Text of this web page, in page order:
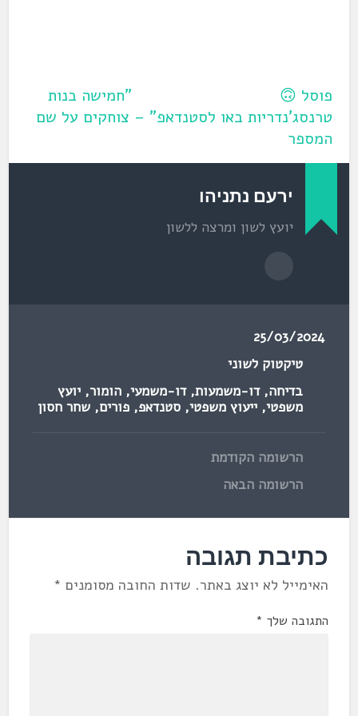
פוסל 🙃
"חמישה בנות
טרנסג'נדריות באו לסטנדאפ" – צוחקים על שם
המספר
ירעם נתניהו
יועץ לשון ומרצה ללשון
25/03/2024
טיקטוק לשוני
בדיחה,דו-משמעות,דו-משמעי,הומור,יועץ
משפטי,ייעוץ משפטי,סטנדאפ,פורים,שחר חסון
הרשומה הקודמת
הרשומה הבאה
כתיבת תגובה
האימייל לא יוצג באתר. שדות החובה מסומנים *
התגובה שלך *